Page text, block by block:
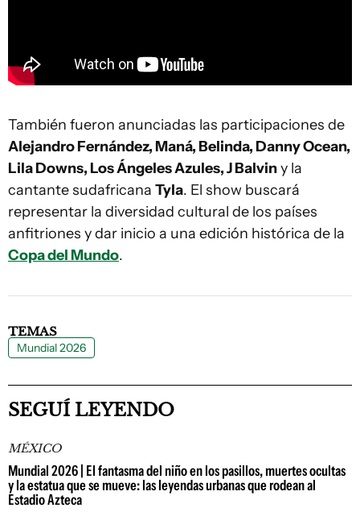
También fueron anunciadas las participaciones de
Alejandro Fernández, Maná, Belinda, Danny Ocean,
Lila Downs, Los Ángeles Azules, J Balviny la
cantante sudafricana Tyla. El show buscará
representar la diversidad cultural de los países
anfitriones y dar inicio a una edición histórica de la
Copa del Mundo.
TEMAS
Mundial 2026
SEGUÍ LEYENDO
MÉXICO
Mundial 2026 | El fantasma del niño en los pasillos, muertes ocultas
y la estatua que se mueve: las leyendas urbanas que rodean al
Estadio Azteca